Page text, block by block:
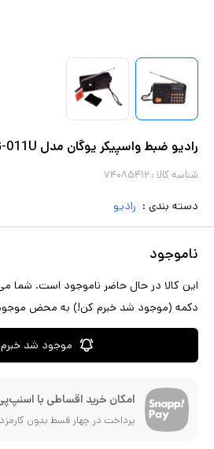
رادیو ضبط واسپیکر یوگان مدل YG-011U
شناسه کالا : ۷۴۰۸۵۴۱۲
دسته بندی : رادیو
ناموجود
این کالا در حال حاضر ناموجود است. شما
دکمه (موجود شد خبرم کن!) به محض
موجود شد
امکان خرید اقساطی با
پرداخت در چهار قسط بدون کارمزد